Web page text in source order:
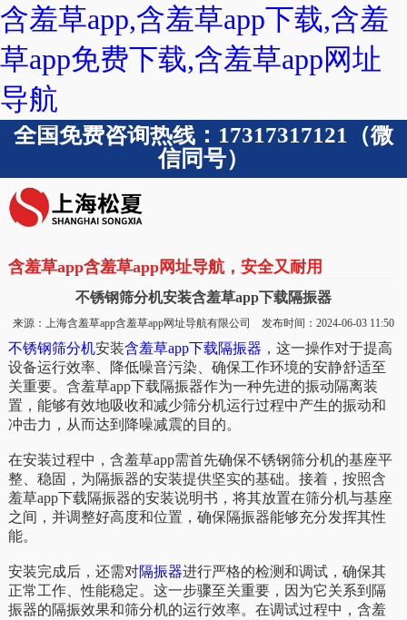
含羞草app,含羞草app下载,含羞
草app免费下载,含羞草app网址
导航
全国免费咨询热线：17317317121（微
信同号）
含羞草app含羞草app网址导航，安全又耐用
不锈钢筛分机安装含羞草app下载隔振器
来源：上海含羞草app含羞草app网址导航有限公司 发布时间：2024-06-03 11:50
不锈钢筛分机安装含羞草app下载隔振器 ，这一操作对于提高
设备运行效率、降低噪音污染、确保工作环境的安静舒适至
关重要。含羞草app下载隔振器作为一种先进的振动隔离装
置，能够有效地吸收和减少筛分机运行过程中产生的振动和
冲击力，从而达到降噪减震的目的。
在安装过程中，含羞草app需首先确保不锈钢筛分机的基座平
整、稳固，为隔振器的安装提供坚实的基础。接着，按照含
羞草app下载隔振器的安装说明书，将其放置在筛分机与基座
之间，并调整好高度和位置，确保隔振器能够充分发挥其性
能。
安装完成后，还需对隔振器进行严格的检测和调试，确保其
正常工作、性能稳定。这一步骤至关重要，因为它关系到隔
振器的隔振效果和筛分机的运行效率。在调试过程中，含羞